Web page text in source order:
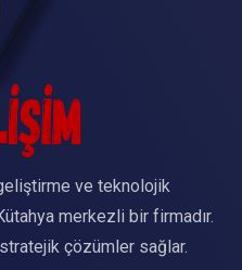
ve teknolojik
merkezli bir firmadır.
çözümler sağlar.